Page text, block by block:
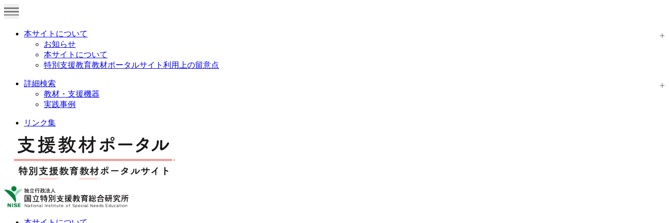
本サイトについて
お知らせ
本サイトについて
特別支援教育教材ポータルサイト利用上の留意点
詳細検索
教材・支援機器
実践事例
リンク集